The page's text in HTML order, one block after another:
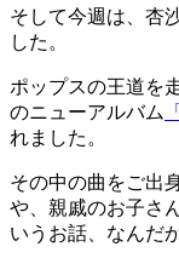
そして今週は、杏
した。
ポップスの王道を
のニューアルバム
れました。
その中の曲をご出
や、親戚のお子さ
いうお話、なんだ